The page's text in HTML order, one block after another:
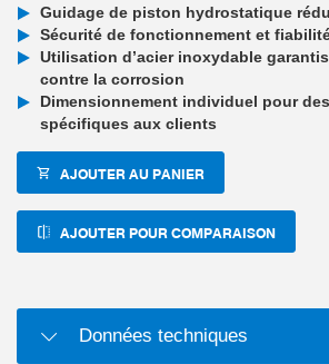
Guidage de piston hydrostatique
Sécurité de fonctionnement et
Utilisation d’acier inoxydable
contre la corrosion
Dimensionnement individuel pour
spécifiques aux clients
AJOUTER AU PANIER
AJOUTER POUR COMPARAISON
Données techniques